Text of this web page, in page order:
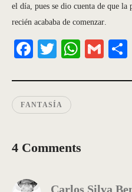
el día, pues se dio cuenta de que la
recién acababa de comenzar.
Fa
bo
ok
T
tte
r
W
ts
G
ail
FANTASÍA
4 Comments
Carlos Silva